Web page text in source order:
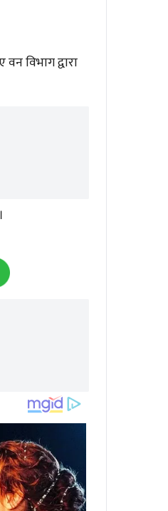
विभाग द्वारा